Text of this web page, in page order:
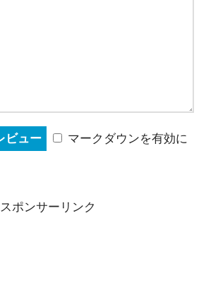
マークダウンを有効に
スポンサーリンク